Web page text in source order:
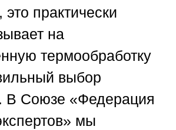
практически
на
термообработку
выбор
В Союзе «Федерация
мы